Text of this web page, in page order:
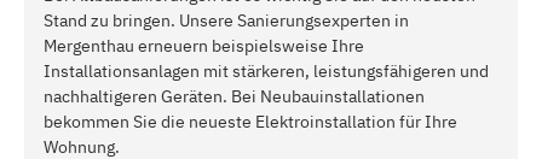
Stand zu bringen. Unsere Sanierungsexperten in
Mergenthau erneuern beispielsweise Ihre
Installationsanlagen mit stärkeren, leistungsfähigeren und
nachhaltigeren Geräten. Bei Neubauinstallationen
bekommen Sie die neueste Elektroinstallation für Ihre
Wohnung.